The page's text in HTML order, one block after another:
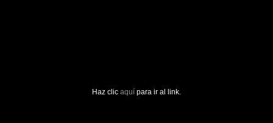
Haz clic aquí para ir al link.